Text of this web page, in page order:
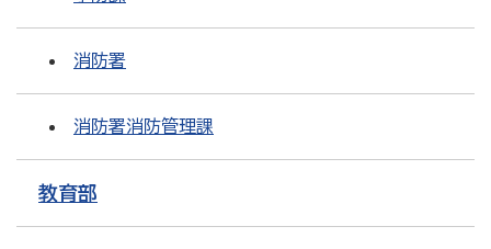
消防署
消防署消防管理課
教育部